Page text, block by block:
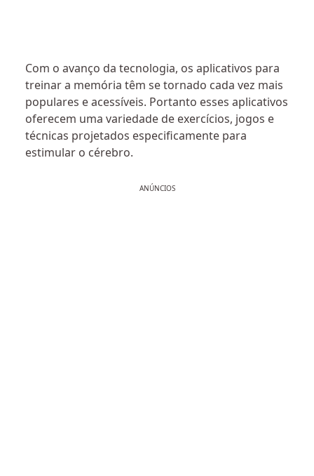
Com o avanço da tecnologia, os aplicativos para
treinar a memória têm se tornado cada vez mais
populares e acessíveis. Portanto esses aplicativos
oferecem uma variedade de exercícios, jogos e
técnicas projetados especificamente para
estimular o cérebro.
ANÚNCIOS